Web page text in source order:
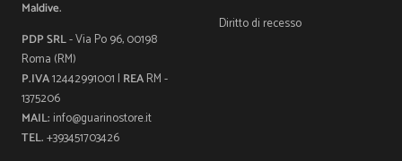
Maldive.
PDP SRL- Via Po 96, 00198
Roma (RM)
P.IVA12442991001 | REARM -
1375206
MAIL: info@guarinostore.it
TEL.+393451703426
Diritto di recesso